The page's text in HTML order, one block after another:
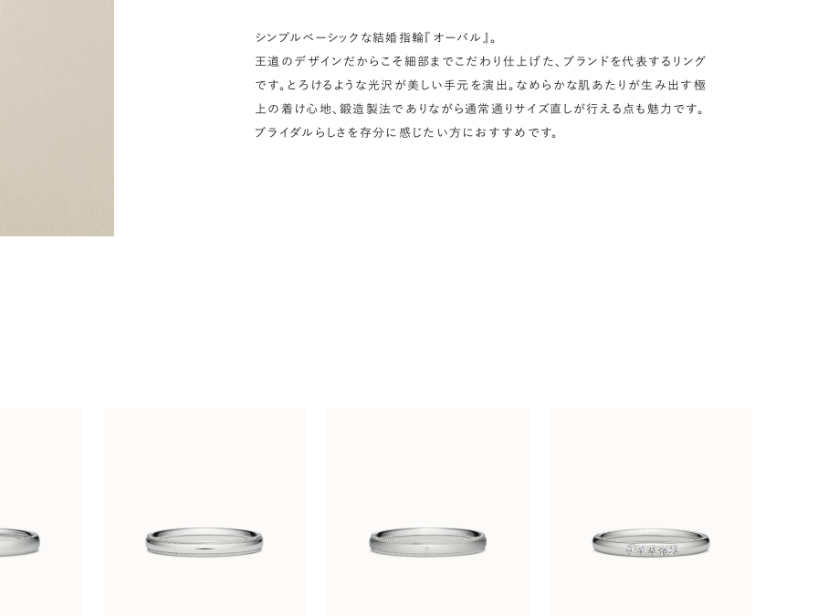
シンプルベーシックな結婚指輪『オーバル』。
王道のデザインだからこそ細部までこだわり仕上げた、ブランドを代表するリング
です。とろけるような光沢が美しい手元を演出。なめらかな肌あたりが生み出す極
上の着け心地、鍛造製法でありながら通常通りサイズ直しが行える点も魅力です。
ブライダルらしさを存分に感じたい方におすすめです。